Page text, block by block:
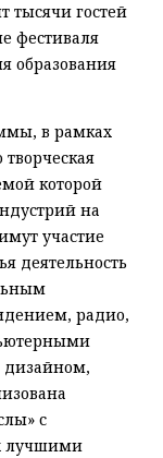
тысячи гостей
фестиваля
образования
в рамках
которой
на
участие
деятельность
радио,
дизайном,
с
лучшими